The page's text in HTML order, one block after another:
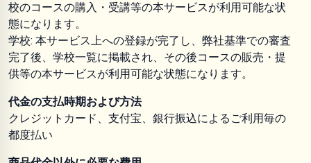
校のコースの購入・受講等の本サービスが利用可能な状
態になります。
学校: 本サービス上への登録が完了し、弊社基準での審査
完了後、学校一覧に掲載され、その後コースの販売・提
供等の本サービスが利用可能な状態になります。
代金の支払時期および方法
クレジットカード、支付宝、銀行振込によるご利用毎の
都度払い